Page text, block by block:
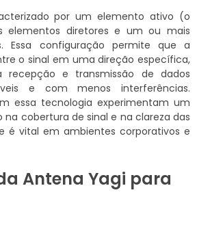
por um elemento ativo (o
elementos diretores e um ou mais
Essa configuração permite que a
o sinal em uma direção específica,
recepção e transmissão de dados
e com menos interferências.
essa tecnologia experimentam um
cobertura de sinal e na clareza das
é vital em ambientes corporativos e
Antena Yagi para